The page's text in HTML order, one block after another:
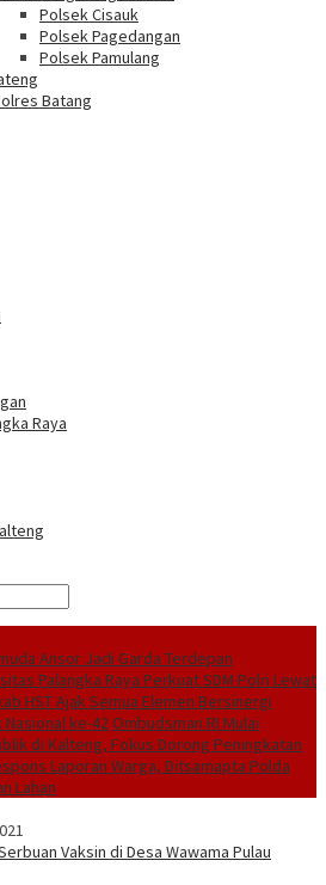
Polsek Cisauk
Polsek Pagedangan
Polsek Pamulang
Batang
Raya
Ansor Jadi Garda Terdepan
Palangka Raya Perkuat SDM Polri Lewat
HST Ajak Semua Elemen Bersinergi
Nasional ke-42 Ombudsman RI Mulai
di Kalteng, Fokus Dorong Peningkatan
Laporan Warga, Ditsamapta Polda
Lahan
Vaksin di Desa Wawama Pulau